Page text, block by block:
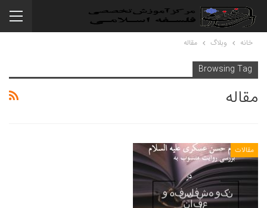
خانه وبلاگ مقاله
Browsing Tag
مقاله
مقالات